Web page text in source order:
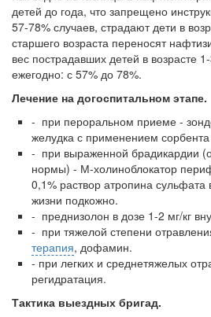
детей до года, что запрещено
57-78% случаев, страдают дети в
старшего возраста переносят
вес пострадавших детей в возрасте
ежегодно: с 57% до 78%.
Лечение на догоспитальном этапе.
- при пероральном приеме -
желудка с приме­нением сорбента
- при выраженной брадикардии
нормы) - М-холиноблокатор
0,1% раствор атропина сульфата
жизни подкожно.
- преднизолон в дозе 1-2 мг/кг
- при тяжелой степени
терапия, дофамин.
- при легких и среднетяжелых
регидратация.
Тактика выездных бригад.